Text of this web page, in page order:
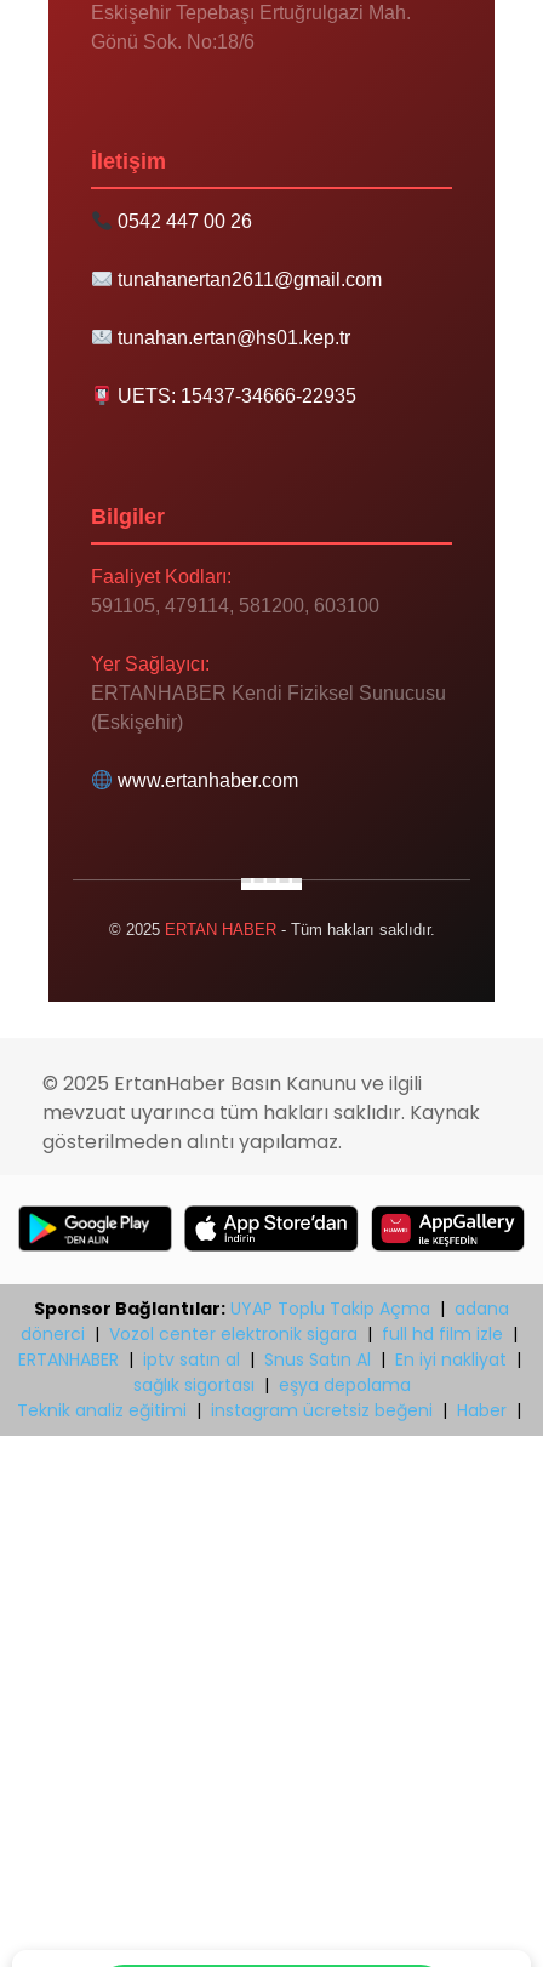
Eskişehir Tepebaşı Ertuğrulgazi Mah.
Gönü Sok. No:18/6
İletişim
0542 447 00 26
tunahanertan2611@gmail.com
tunahan.ertan@hs01.kep.tr
UETS: 15437-34666-22935
Bilgiler
Faaliyet Kodları:
591105, 479114, 581200, 603100
Yer Sağlayıcı:
ERTANHABER Kendi Fiziksel Sunucusu
(Eskişehir)
www.ertanhaber.com
© 2025 ERTAN HABER- Tüm hakları saklıdır.
© 2025 ErtanHaber Basın Kanunu ve ilgili
mevzuat uyarınca tüm hakları saklıdır. Kaynak
gösterilmeden alıntı yapılamaz.
Sponsor Bağlantılar: UYAP Toplu Takip Açma | adana
dönerci | Vozol center elektronik sigara | full hd film izle |
ERTANHABER | iptv satın al | Snus Satın Al | En iyi nakliyat |
sağlık sigortası | eşya depolama
Teknik analiz eğitimi | instagram ücretsiz beğeni | Haber |